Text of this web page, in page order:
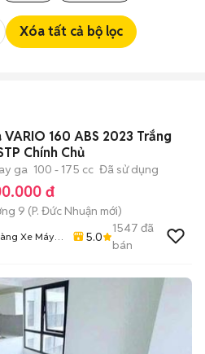
Xóa tất cả bộ lọc
VARIO 160 ABS 2023 Trắng
Chính Chủ
ga 100 - 175 cc Đã sử dụng
đ
9 (P. Đức Nhuận mới)
Xe Máy
5.0
1547 đã
bán